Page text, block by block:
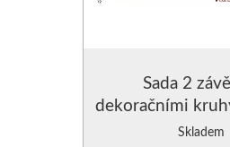
Sada 2
dekoračními
tmavý
Skladem